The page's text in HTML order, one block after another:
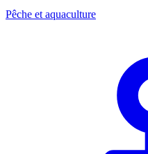
Pêche et aquaculture